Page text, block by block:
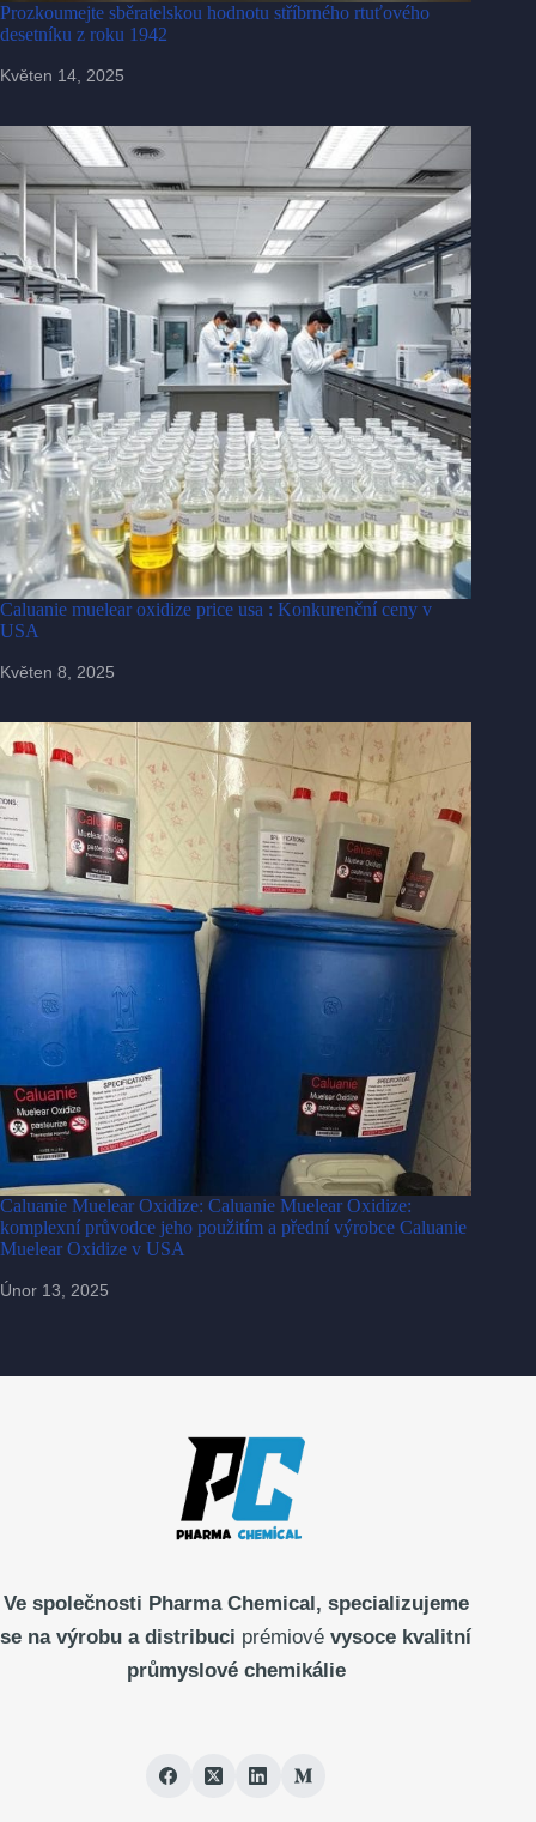
Prozkoumejte sběratelskou hodnotu stříbrného rtuťového
desetníku z roku 1942
Květen 14, 2025
Caluanie muelear oxidize price usa : Konkurenční ceny v
USA
Květen 8, 2025
Caluanie Muelear Oxidize: Caluanie Muelear Oxidize:
komplexní průvodce jeho použitím a přední výrobce Caluanie
Muelear Oxidize v USA
Únor 13, 2025
Ve společnosti Pharma Chemical, specializujeme
se na výrobu a distribuci prémiové vysoce kvalitní
průmyslové chemikálie